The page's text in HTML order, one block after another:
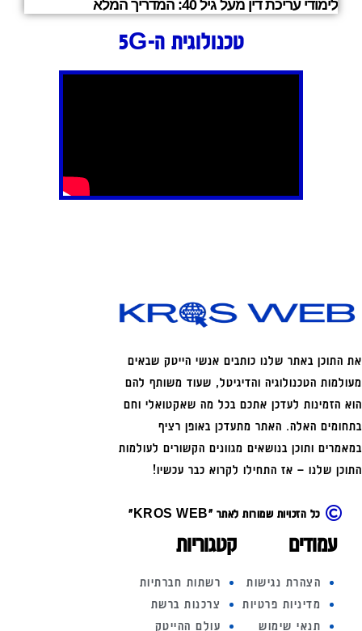
לימודי עריכת דין מעל גיל 40: המדריך המלא
טכנולוגית ה-5G
את התוכן באתר שלנו כותבים אנשי הייטק שבאים
מעולמות הטכנולוגיה והדיגיטל, שעוד משותף להם
הוא הזמינות לעדכן אתכם בכל מה שאקטואלי וחם
בתחומים האלה. האתר מתעדכן באופן רציף
במאמרים ותוכן בנושאים מגוונים הקשורים לעולמות
התוכן שלנו – אז התחילו לקרוא כבר עכשיו!
כל הזכויות שמורות לאתר "KROS WEB"
עמודים
הצהרת נגישות
מדיניות פרטיות
תנאי שימוש
קטגוריות
רשתות חברתיות
צרכנות ברשת
עולם ההייטק